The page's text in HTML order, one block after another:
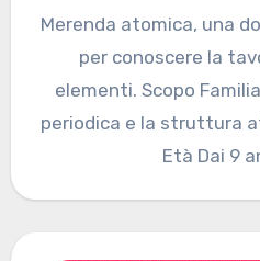
Merenda atomica, una
per conoscere la
elementi. Scopo
periodica e la struttura
Età Dai 9